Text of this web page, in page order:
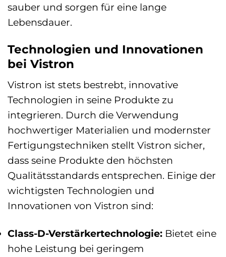
sauber und sorgen für eine lange
Lebensdauer.
Technologien und Innovationen
bei Vistron
Vistron ist stets bestrebt, innovative
Technologien in seine Produkte zu
integrieren. Durch die Verwendung
hochwertiger Materialien und modernster
Fertigungstechniken stellt Vistron sicher,
dass seine Produkte den höchsten
Qualitätsstandards entsprechen. Einige der
wichtigsten Technologien und
Innovationen von Vistron sind:
Class-D-Verstärkertechnologie: Bietet eine
hohe Leistung bei geringem